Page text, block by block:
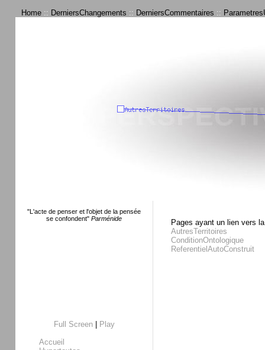
Home :: DerniersChangements :: DerniersCommentaires ::
"L'acte de penser et l'objet de la pensée
se confondent" Parménide
Full Screen|
Play
Accueil
Pages ayant un lien vers
AutresTerritoires
ConditionOntologique
ReferentielAutoConstruit